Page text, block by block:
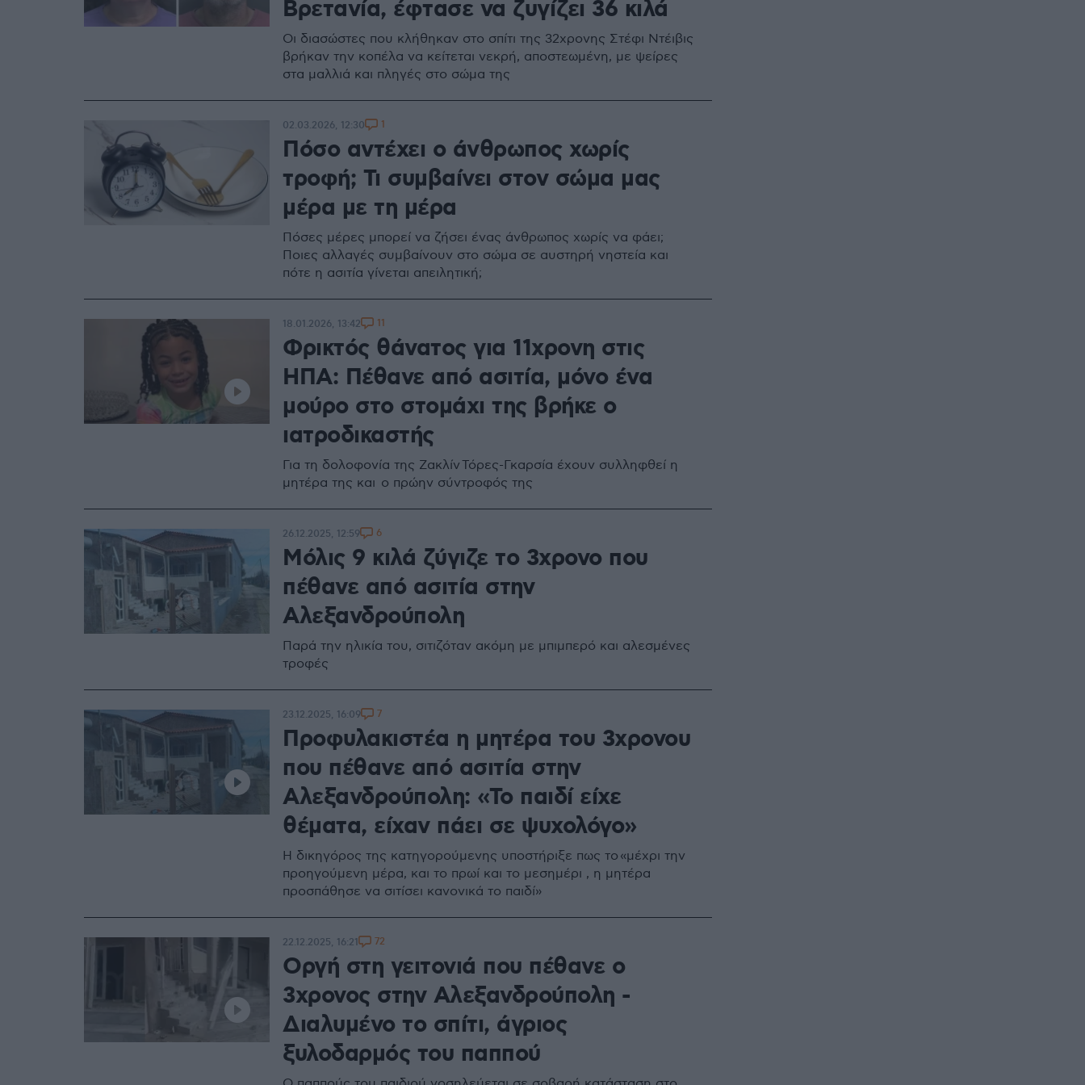
Βρετανία, έφτασε να ζυγίζει 36 κιλά
Οι διασώστες που κλήθηκαν στο σπίτι της 32χρονης Στέφι Ντέιβις
βρήκαν την κοπέλα να κείτεται νεκρή, αποστεωμένη, με ψείρες
στα μαλλιά και πληγές στο σώμα της
Πόσο αντέχει ο άνθρωπος χωρίς
τροφή; Τι συμβαίνει στον σώμα μας
μέρα με τη μέρα
Πόσες μέρες μπορεί να ζήσει ένας άνθρωπος χωρίς να φάει;
Ποιες αλλαγές συμβαίνουν στο σώμα σε αυστηρή νηστεία και
πότε η ασιτία γίνεται απειλητική;
02.03.2026, 12:30 1
Φρικτός θάνατος για 11χρονη στις
ΗΠΑ: Πέθανε από ασιτία, μόνο ένα
μούρο στο στομάχι της βρήκε ο
ιατροδικαστής
Για τη δολοφονία της Ζακλίν Τόρες-Γκαρσία έχουν συλληφθεί η
μητέρα της και ο πρώην σύντροφός της
18.01.2026, 13:42 11
Μόλις 9 κιλά ζύγιζε το 3χρονο που
πέθανε από ασιτία στην
Αλεξανδρούπολη
Παρά την ηλικία του, σιτιζόταν ακόμη με μπιμπερό και αλεσμένες
τροφές
26.12.2025, 12:59 6
Προφυλακιστέα η μητέρα του 3χρονου
που πέθανε από ασιτία στην
Αλεξανδρούπολη: «Το παιδί είχε
θέματα, είχαν πάει σε ψυχολόγο»
Η δικηγόρος της κατηγορούμενης υποστήριξε πως το «μέχρι την
προηγούμενη μέρα, και το πρωί και το μεσημέρι , η μητέρα
προσπάθησε να σιτίσει κανονικά το παιδί»
23.12.2025, 16:09 7
Οργή στη γειτονιά που πέθανε ο
3χρονος στην Αλεξανδρούπολη -
Διαλυμένο το σπίτι, άγριος
ξυλοδαρμός του παππού
22.12.2025, 16:21 72